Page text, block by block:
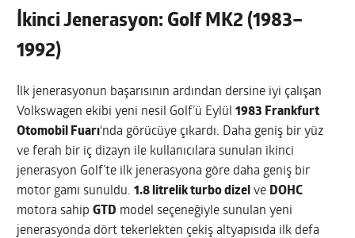
İkinci Jenerasyon: Golf MK2 (1983–
1992)
İlk jenerasyonun başarısının ardından dersine iyi çalışan
Volkswagen ekibi yeni nesil Golf’ü Eylül1983 Frankfurt
Otomobil Fuarı‘nda görücüye çıkardı. Daha geniş bir yüz
ve ferah bir iç dizayn ile kullanıcılara sunulan ikinci
jenerasyon Golf’te ilk jenerasyona göre daha geniş bir
motor gamı sunuldu.1.8 litrelik turbo dizel ve DOHC
motora sahipGTD model seçeneğiyle sunulan yeni
jenerasyonda dört tekerlekten çekiş altyapısıda ilk defa